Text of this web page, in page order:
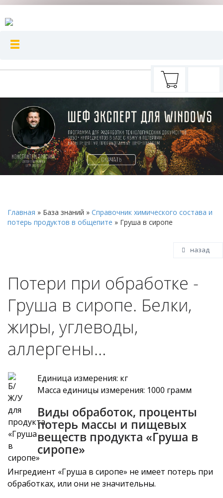
Главная » База знаний » Справочник химического состава и
потерь продуктов в общепите » Груша в сиропе
назад
Потери при обработке -
Груша в сиропе. Белки,
жиры, углеводы,
аллергены…
Единица измерения: кг
Масса единицы измерения: 1000 грамм
Виды обработок, проценты
потерь массы и пищевых
веществ продукта «Груша в
сиропе»
Ингредиент «Груша в сиропе» не имеет потерь при
обработках, или они не значительны.